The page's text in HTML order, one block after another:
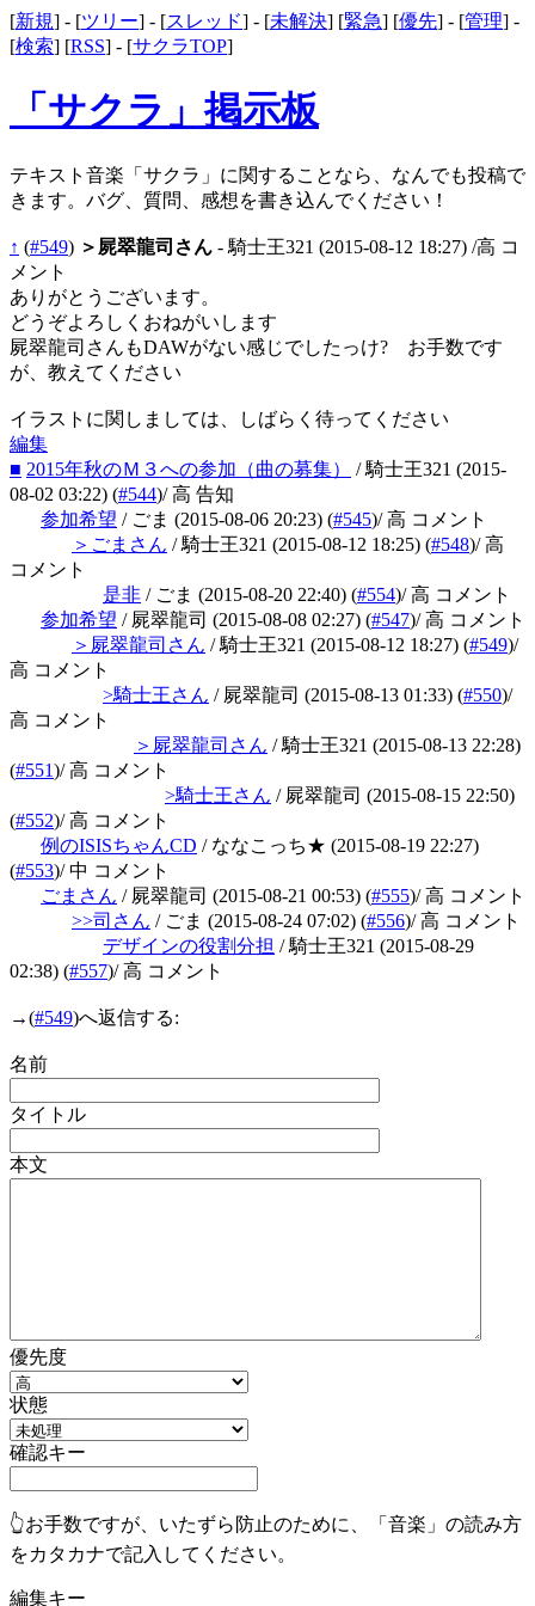
[新規] - [ツリー] - [スレッド] - [未解決] [緊急] [優先] - [管理] -
[検索] [RSS] - [サクラTOP]
「サクラ」掲示板
テキスト音楽「サクラ」に関することなら、なんでも投稿で
きます。バグ、質問、感想を書き込んでください！
↑ (#549) ＞屍翠龍司さん - 騎士王321 (2015-08-12 18:27) /高 コ
メント
ありがとうございます。
どうぞよろしくおねがいします
屍翠龍司さんもDAWがない感じでしたっけ? お手数です
が、教えてください
イラストに関しましては、しばらく待ってください
編集
■ 2015年秋のＭ３への参加（曲の募集） / 騎士王321 (2015-
08-02 03:22) (#544)/ 高 告知
参加希望 / ごま (2015-08-06 20:23) (#545)/ 高 コメント
＞ごまさん / 騎士王321 (2015-08-12 18:25) (#548)/ 高
コメント
是非 / ごま (2015-08-20 22:40) (#554)/ 高 コメント
参加希望 / 屍翠龍司 (2015-08-08 02:27) (#547)/ 高 コメント
＞屍翠龍司さん / 騎士王321 (2015-08-12 18:27) (#549)/
高 コメント
>騎士王さん / 屍翠龍司 (2015-08-13 01:33) (#550)/
高 コメント
＞屍翠龍司さん / 騎士王321 (2015-08-13 22:28)
(#551)/ 高 コメント
>騎士王さん / 屍翠龍司 (2015-08-15 22:50)
(#552)/ 高 コメント
例のISISちゃんCD / ななこっち★ (2015-08-19 22:27)
(#553)/ 中 コメント
ごまさん / 屍翠龍司 (2015-08-21 00:53) (#555)/ 高 コメント
>>司さん / ごま (2015-08-24 07:02) (#556)/ 高 コメント
デザインの役割分担 / 騎士王321 (2015-08-29
02:38) (#557)/ 高 コメント
→(#549)へ返信する:
名前
タイトル
本文
優先度
状態
確認キー
👆お手数ですが、いたずら防止のために、「音楽」の読み方
をカタカナで記入してください。
編集キー